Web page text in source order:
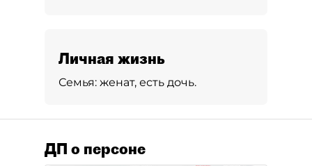
Личная жизнь
Семья: женат, есть дочь.
ДП о персоне